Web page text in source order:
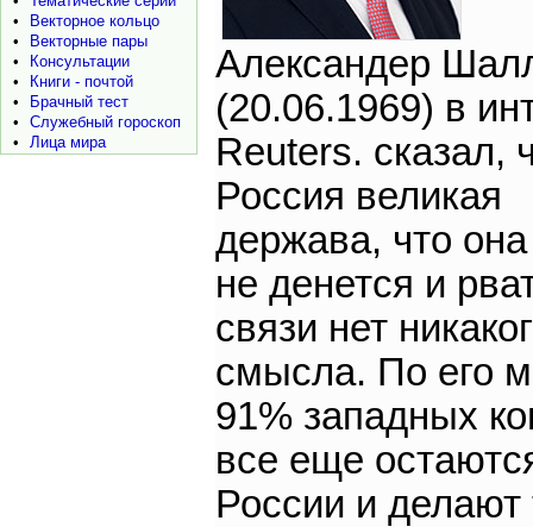
•
Векторное кольцо
•
Векторные пары
•
Консультации
•
Книги - почтой
•
Брачный тест
•
Служебный гороскоп
•
Лица мира
Александер
(20.06.1969) в
Reuters. сказал,
Россия великая
держава, что
не денется и
связи нет
смысла. По его
91% западных
все еще
России и делают